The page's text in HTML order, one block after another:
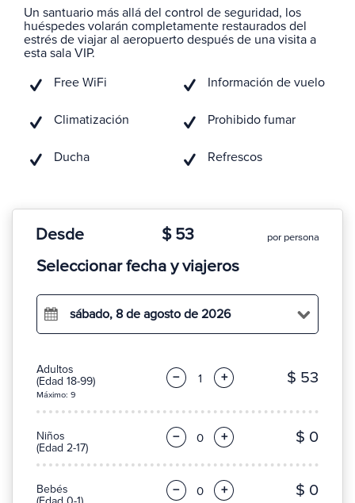
Un santuario más allá del control de seguridad, los
huéspedes volarán completamente restaurados del
estrés de viajar al aeropuerto después de una visita a
esta sala VIP.
Free WiFi
Climatización
Ducha
Información de vuelo
Prohibido fumar
Refrescos
Desde $ 53 por persona
Seleccionar fecha y viajeros
sábado, 8 de agosto de 2026
Adultos
(Edad 18-99)
Máximo: 9
− + $ 53
Niños
(Edad 2-17)
− + $ 0
Bebés
− + $ 0